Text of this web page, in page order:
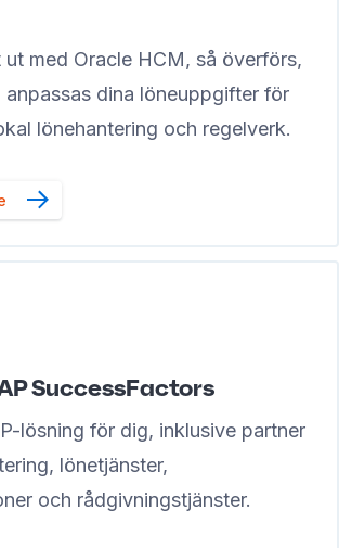
ut med Oracle HCM, så överförs,
anpassas dina löneuppgifter för
lönehantering och regelverk.
SuccessFactors
lösning för dig, inklusive partner
lönetjänster,
och rådgivningstjänster.